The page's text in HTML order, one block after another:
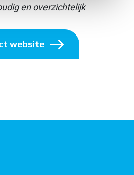
en overzichtelijk
website